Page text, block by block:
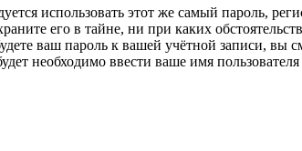
использовать этот же самый пароль,
его в тайне, ни при каких
ваш пароль к вашей учётной записи, вы
необходимо ввести ваше имя